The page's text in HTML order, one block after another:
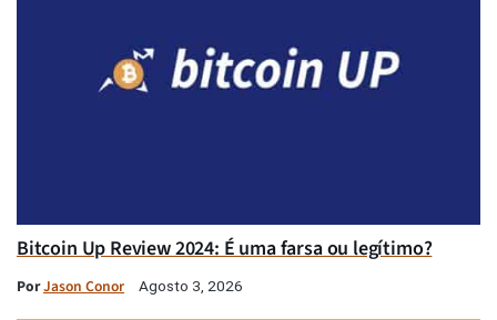
Bitcoin Up Review 2024: É uma farsa ou legítimo?
PorJason Conor Agosto 3, 2026